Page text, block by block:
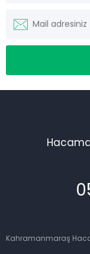
Kahramanmaraş